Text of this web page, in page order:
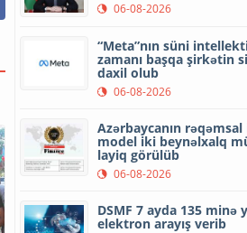
06-08-2026
“Meta”nın süni
zamanı başqa şirkətin
daxil olub
06-08-2026
Azərbaycanın
model iki beynəlxalq
layiq görülüb
06-08-2026
DSMF 7 ayda 135 minə
elektron arayış verib